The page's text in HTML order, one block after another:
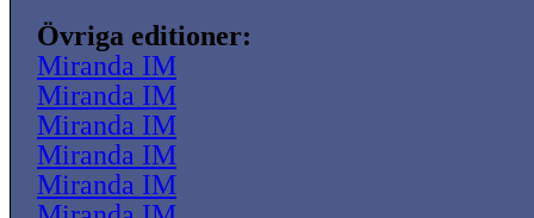
Övriga editioner:
Miranda IM
Miranda IM
Miranda IM
Miranda IM
Miranda IM